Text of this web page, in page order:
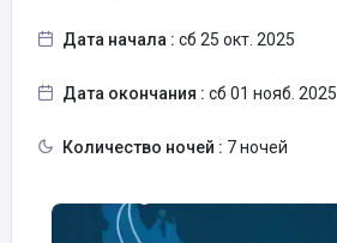
Дата начала : сб 25 окт. 2025
Дата окончания : сб 01 нояб. 2025
Количество ночей : 7 ночей